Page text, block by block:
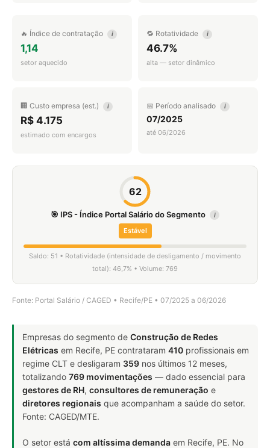
🔥 Índice de contratação i
1,14
setor aquecido
🔁 Rotatividade i
46.7%
alta — setor dinâmico
🏢 Custo empresa (est.) i
R$ 4.175
estimado com encargos
📅 Período analisado i
07/2025
até 06/2026
62
🎯 IPS - Índice Portal Salário do Segmento i
Estável
Saldo: 51 • Rotatividade (intensidade de desligamento / movimento
total): 46,7% • Volume: 769
Fonte: Portal Salário / CAGED • Recife/PE • 07/2025 a 06/2026
Empresas do segmento de Construção de Redes
Elétricas em Recife, PE contrataram 410 profissionais em
regime CLT e desligaram 359 nos últimos 12 meses,
totalizando 769 movimentações — dado essencial para
gestores de RH, consultores de remuneração e
diretores regionais que acompanham a saúde do setor.
Fonte: CAGED/MTE.
O setor está com altíssima demanda em Recife, PE. No